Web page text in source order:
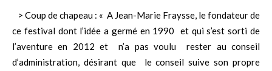
> Coup de chapeau : « A Jean-Marie Fraysse, le fondateur de
ce festival dont l’idée a germé en 1990 et qui s’est sorti de
l’aventure en 2012 et n’a pas voulu rester au conseil
d’administration, désirant que le conseil suive son propre